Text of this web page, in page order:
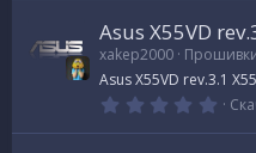
р
с
а
е
з
в
е
з
д
Asus X55VD
xakep2000
Asus X55VD rev.3.1
0
0